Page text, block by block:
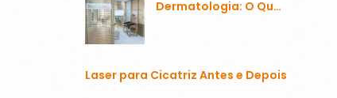
Dermatologia: O Que
Laser para Cicatriz Antes e Depois